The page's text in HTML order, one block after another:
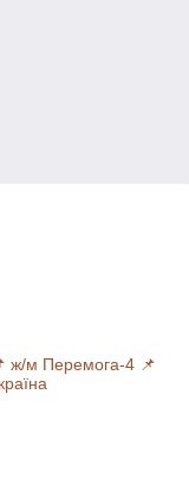
ж/м Перемога-4 📌